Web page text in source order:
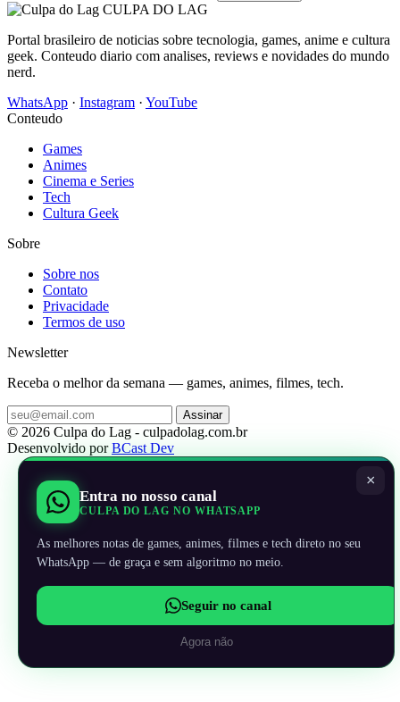
CULPA DO LAG
Portal brasileiro de noticias sobre tecnologia, games, anime e cultura
geek. Conteudo diario com analises, reviews e novidades do mundo
nerd.
WhatsApp · Instagram · YouTube
Conteudo
Games
Animes
Cinema e Series
Tech
Cultura Geek
Sobre
Sobre nos
Contato
Privacidade
Termos de uso
Newsletter
Receba o melhor da semana — games, animes, filmes, tech.
Assinar
© 2026 Culpa do Lag - culpadolag.com.br
Desenvolvido porBCast Dev
×
Entra no nosso canal
CULPA DO LAG NO WHATSAPP
As melhores notas de games, animes, filmes e tech direto no seu
WhatsApp — de graça e sem algoritmo no meio.
Seguir no canal
Agora não